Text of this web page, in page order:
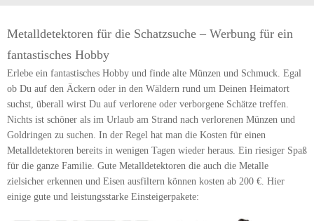
Metalldetektoren für die Schatzsuche – Werbung für ein
fantastisches Hobby
Erlebe ein fantastisches Hobby und finde alte Münzen und Schmuck. Egal
ob Du auf den Äckern oder in den Wäldern rund um Deinen Heimatort
suchst, überall wirst Du auf verlorene oder verborgene Schätze treffen.
Nichts ist schöner als im Urlaub am Strand nach verlorenen Münzen und
Goldringen zu suchen. In der Regel hat man die Kosten für einen
Metalldetektoren bereits in wenigen Tagen wieder heraus. Ein riesiger Spaß
für die ganze Familie. Gute Metalldetektoren die auch die Metalle
zielsicher erkennen und Eisen ausfiltern können kosten ab 200 €. Hier
einige gute und leistungsstarke Einsteigerpakete: